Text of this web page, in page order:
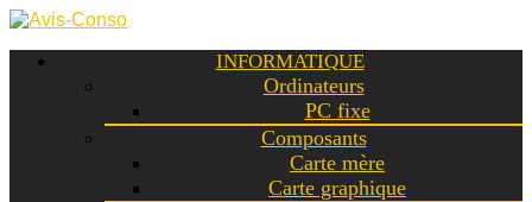
INFORMATIQUE
Ordinateurs
PC fixe
Composants
Carte mère
Carte graphique